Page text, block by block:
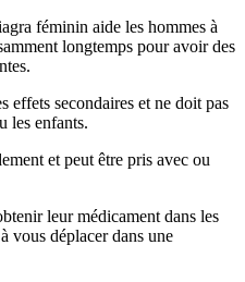
féminin aide les hommes à
longtemps pour avoir des
effets secondaires et ne doit pas
les enfants.
et peut être pris avec ou
leur médicament dans les
vous déplacer dans une